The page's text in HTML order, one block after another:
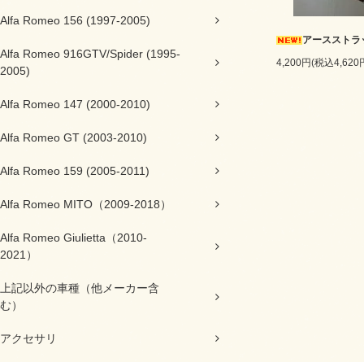
Alfa Romeo 156 (1997-2005)
Alfa Romeo 916GTV/Spider (1995-
2005)
Alfa Romeo 147 (2000-2010)
Alfa Romeo GT (2003-2010)
Alfa Romeo 159 (2005-2011)
Alfa Romeo MITO（2009-2018）
Alfa Romeo Giulietta（2010-
2021）
上記以外の車種（他メーカー含
む）
アクセサリ
アースストラ
4,200円(税込4,620